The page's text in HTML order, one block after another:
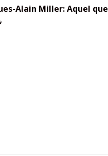
Alain Miller: Aquel que